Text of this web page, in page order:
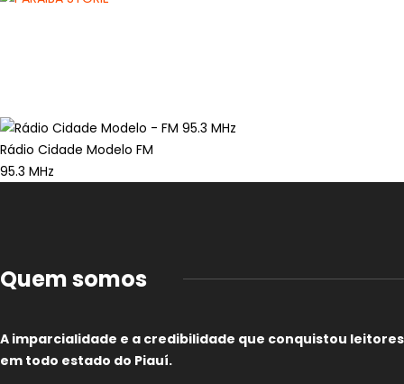
Rádio Cidade Modelo FM
95.3 MHz
Quem somos
A imparcialidade e a credibilidade que conquistou leitores
em todo estado do Piauí.